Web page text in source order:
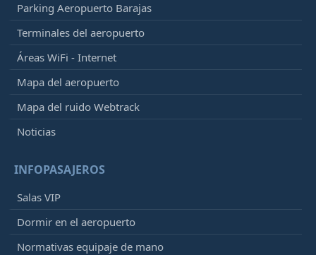
Parking Aeropuerto Barajas
Terminales del aeropuerto
Áreas WiFi - Internet
Mapa del aeropuerto
Mapa del ruido Webtrack
Noticias
INFOPASAJEROS
Salas VIP
Dormir en el aeropuerto
Normativas equipaje de mano